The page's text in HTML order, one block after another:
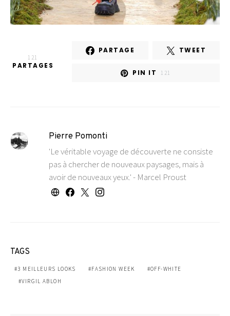
121
PARTAGES
PARTAGE TWEET
PIN IT 121
Pierre Pomonti
'Le véritable voyage de découverte ne consiste
pas à chercher de nouveaux paysages, mais à
avoir de nouveaux yeux.' - Marcel Proust
TAGS
3 MEILLEURS LOOKS FASHION WEEK
OFF-WHITE
VIRGIL ABLOH